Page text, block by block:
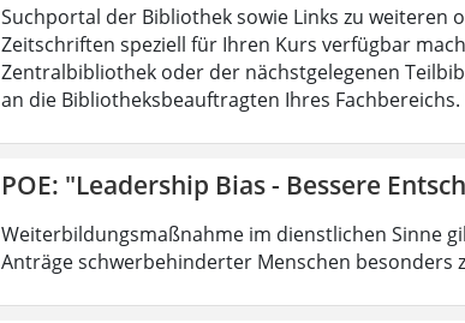
Suchportal der Bibliothek sowie Links zu weiteren
Zeitschriften speziell für Ihren Kurs verfügbar
Zentralbibliothek oder der nächstgelegenen
an die Bibliotheksbeauftragten Ihres Fachbereichs.
POE: "Leadership Bias - Bessere
Weiterbildungsmaßnahme im dienstlichen Sinne
Anträge schwerbehinderter Menschen besonders